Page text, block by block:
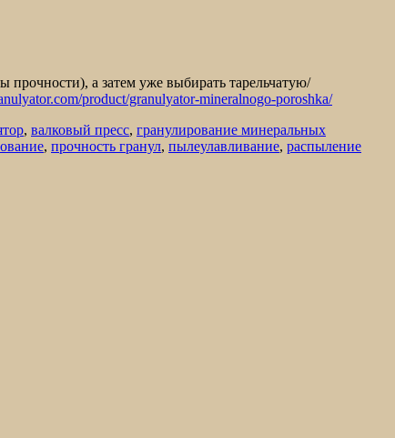
прочности), а затем уже выбирать тарельчатую/
product/granulyator-mineralnogo-poroshka/
, валковый пресс, гранулирование минеральных
, прочность гранул, пылеулавливание, распыление